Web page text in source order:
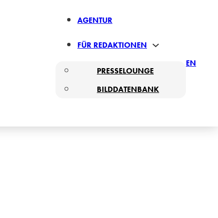
AGENTUR
FÜR REDAKTIONEN
PRESSELOUNGE
BILDDATENBANK
EN